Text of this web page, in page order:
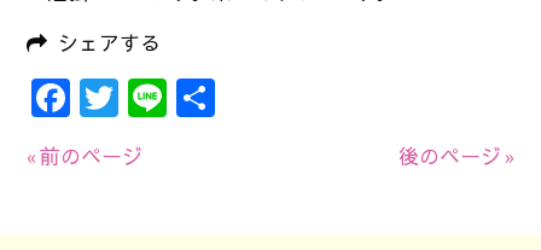
シェアする
Facebook
Twitter
Line
« 前のページ 後のページ »